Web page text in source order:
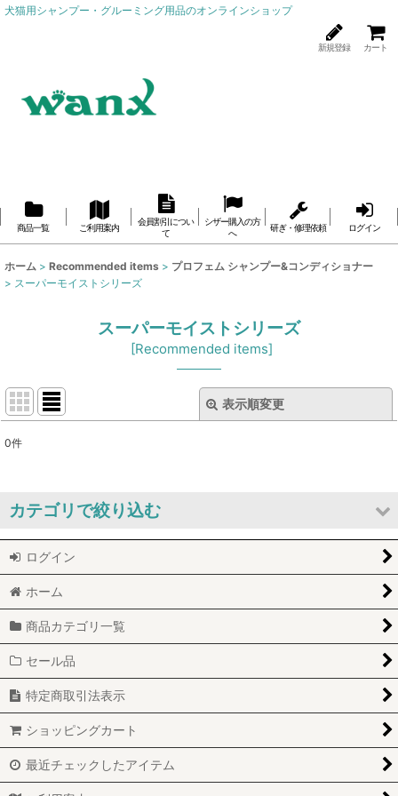
犬猫用シャンプー・グルーミング用品のオンラインショップ
新規登録 カート
商品一覧 ご利用案内
会員割引につい
て
シザー購入の方
へ
研ぎ・修理依頼 ログイン
ホーム > Recommended items > プロフェム シャンプー&コンディショナー
> スーパーモイストシリーズ
スーパーモイストシリーズ
[Recommended items]
表示順変更
並び順:
0件
カテゴリで絞り込む
プロフェム シャンプー&コンディショナー (全商品)
クイックウォッシュ
クリアウォッシュ
エスチュアシリーズ
スーパーモイストシリーズ
ブリスルシリーズ
ログイン
ホーム
商品カテゴリ一覧
セール品
特定商取引法表示
ショッピングカート
最近チェックしたアイテム